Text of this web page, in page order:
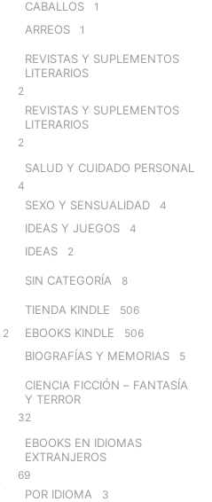
2
CABALLOS 1
ARREOS 1
REVISTAS Y SUPLEMENTOS
LITERARIOS
2
REVISTAS Y SUPLEMENTOS
LITERARIOS
2
SALUD Y CUIDADO PERSONAL
4
SEXO Y SENSUALIDAD 4
IDEAS Y JUEGOS 4
IDEAS 2
SIN CATEGORÍA 8
TIENDA KINDLE 506
EBOOKS KINDLE 506
BIOGRAFÍAS Y MEMORIAS 5
CIENCIA FICCIÓN – FANTASÍA
Y TERROR
32
EBOOKS EN IDIOMAS
EXTRANJEROS
69
POR IDIOMA 3